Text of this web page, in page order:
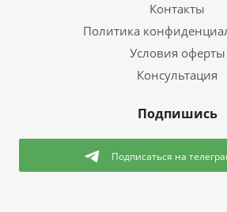
Контакты
Политика
Условия оферты
Консультация
Подпишись
Подписаться на